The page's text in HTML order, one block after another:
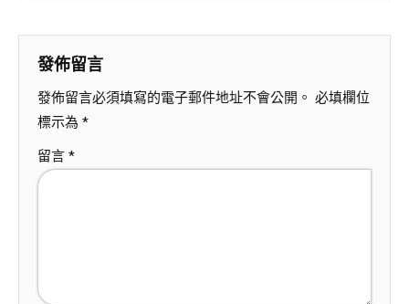
發佈留言
發佈留言必須填寫的電子郵件地址不會公開。 必填欄位
標示為 *
留言 *